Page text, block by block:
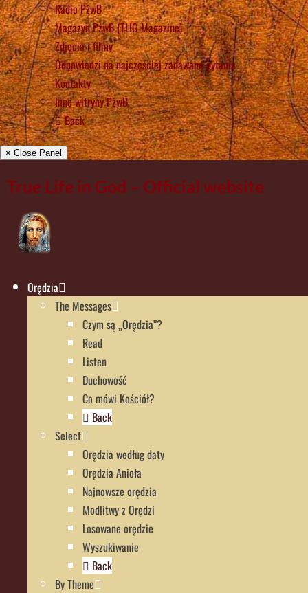
Radio PżwB
Magazyn PżwB (TLIG Magazine)
Zdjęcia i filmy
Odpowiedzi na najczęściej zadawane pytania
Kontakty
Inne witryny PżwB
Back
× Close Panel
True Life in God – Official website
Orędzia
The Messages
Czym są „Orędzia”?
Read
Listen
Duchowość
Co mówi Kościół?
Back
Select
Orędzia według daty
Orędzia Anioła
Najnowsze orędzia
Modlitwy z Orędzi
Losowane orędzie
Wyszukiwanie
Back
By Theme